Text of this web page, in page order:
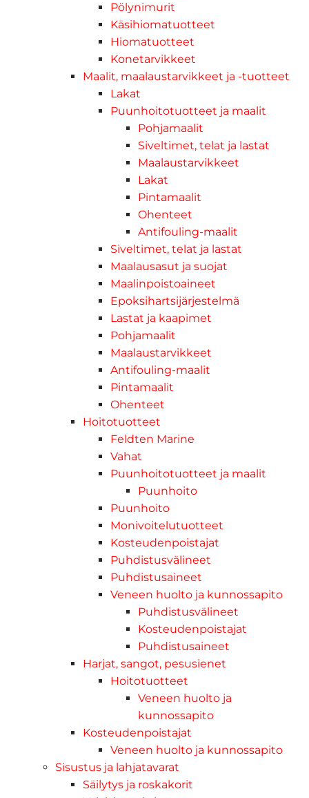
Pölynimurit
Käsihiomatuotteet
Hiomatuotteet
Konetarvikkeet
Maalit, maalaustarvikkeet ja -tuotteet
Lakat
Puunhoitotuotteet ja maalit
Pohjamaalit
Siveltimet, telat ja lastat
Maalaustarvikkeet
Lakat
Pintamaalit
Ohenteet
Antifouling-maalit
Siveltimet, telat ja lastat
Maalausasut ja suojat
Maalinpoistoaineet
Epoksihartsijärjestelmä
Lastat ja kaapimet
Pohjamaalit
Maalaustarvikkeet
Antifouling-maalit
Pintamaalit
Ohenteet
Hoitotuotteet
Feldten Marine
Vahat
Puunhoitotuotteet ja maalit
Puunhoito
Puunhoito
Monivoitelutuotteet
Kosteudenpoistajat
Puhdistusvälineet
Puhdistusaineet
Veneen huolto ja kunnossapito
Puhdistusvälineet
Kosteudenpoistajat
Puhdistusaineet
Harjat, sangot, pesusienet
Hoitotuotteet
Veneen huolto ja
kunnossapito
Kosteudenpoistajat
Veneen huolto ja kunnossapito
Sisustus ja lahjatavarat
Säilytys ja roskakorit